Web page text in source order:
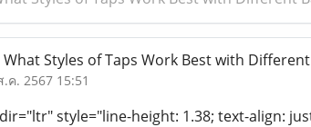
What Styles of Taps Work Best with
.ค. 2567 15:51
style="line-height: 1.38; text-align: